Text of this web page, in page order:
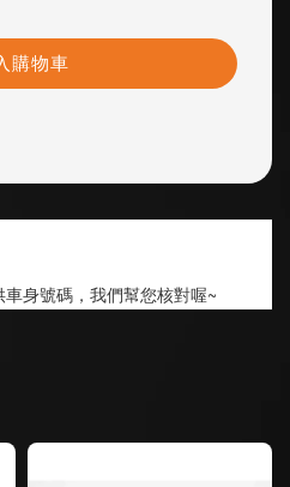
購物車
身號碼，我們幫您核對喔~